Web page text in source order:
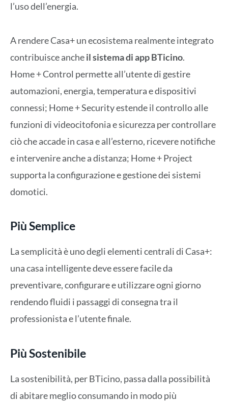
l’uso dell’energia.
A rendere Casa+ un ecosistema realmente integrato
contribuisce ancheil sistema di app BTicino.
Home + Control permette all’utente di gestire
automazioni, energia, temperatura e dispositivi
connessi; Home + Security estende il controllo alle
funzioni di videocitofonia e sicurezza per controllare
ciò che accade in casa e all’esterno, ricevere notifiche
e intervenire anche a distanza; Home + Project
supporta la configurazione e gestione dei sistemi
domotici.
Più Semplice
La semplicità è uno degli elementi centrali di Casa+:
una casa intelligente deve essere facile da
preventivare, configurare e utilizzare ogni giorno
rendendo fluidi i passaggi di consegna tra il
professionista e l’utente finale.
Più Sostenibile
La sostenibilità, per BTicino, passa dalla possibilità
di abitare meglio consumando in modo più